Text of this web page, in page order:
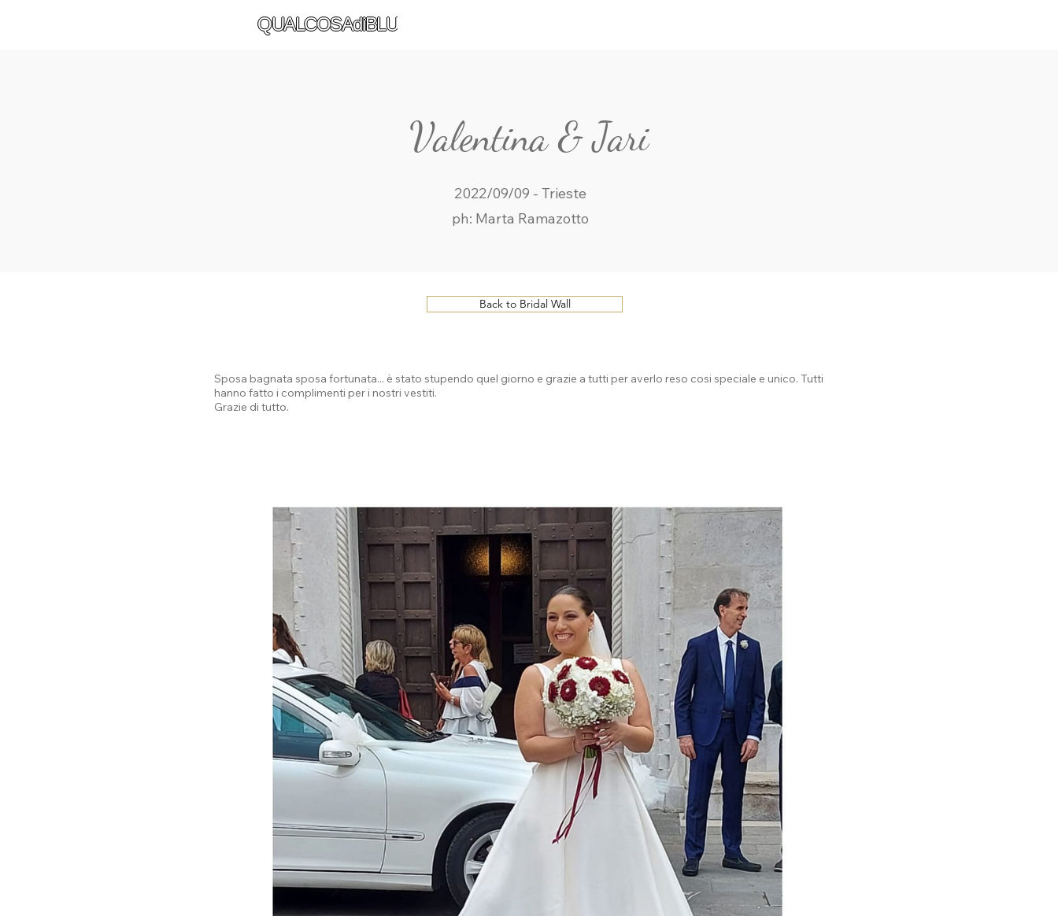
QUALCOSAdiBLU
Sposa bagnata sposa fortunata... è stato stupendo quel giorno e grazie a tutti per averlo reso cosi speciale e unico. Tutti
hanno fatto i complimenti per i nostri vestiti.
Grazie di tutto.
Valentina & Jari
2022/09/09 - Trieste
ph: Marta Ramazotto
Back to Bridal Wall